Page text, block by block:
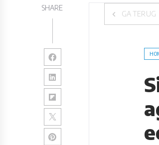
SHARE
GA TERUG